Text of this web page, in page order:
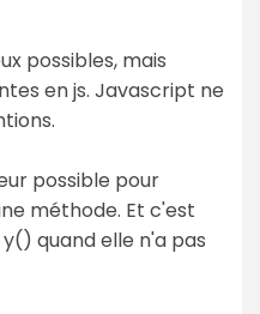
possibles, mais
en js. Javascript ne
possible pour
méthode. Et c'est
quand elle n'a pas